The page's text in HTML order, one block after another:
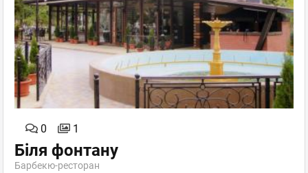
0 1
Біля фонтану
Барбекю-ресторан